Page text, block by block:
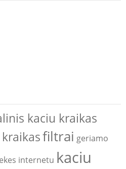
kaciu kraikas
filtrai geriamo
internetu kaciu